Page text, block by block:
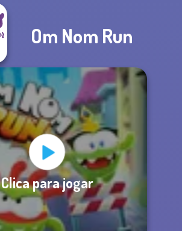
Om Nom Run
Clica para jogar